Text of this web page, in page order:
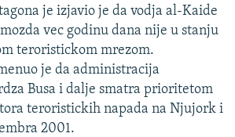
je izjavio je da vodja al-Kaide
vec godinu dana nije u stanju
teroristickom mrezom.
je da administracija
Busa i dalje smatra prioritetom
teroristickih napada na Njujork i
2001.